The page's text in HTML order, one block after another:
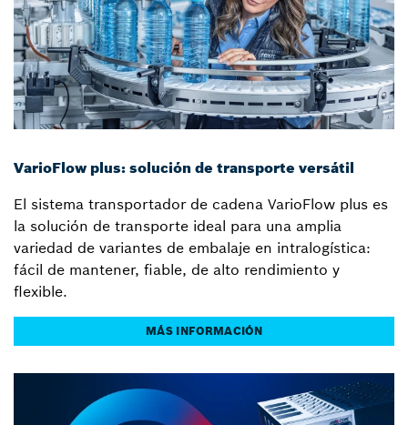
VarioFlow plus: solución de transporte versátil
El sistema transportador de cadena VarioFlow plus es
la solución de transporte ideal para una amplia
variedad de variantes de embalaje en intralogística:
fácil de mantener, fiable, de alto rendimiento y
flexible.
MÁS INFORMACIÓN